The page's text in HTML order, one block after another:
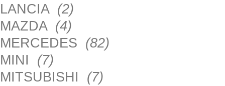
LANCIA (2)
MAZDA (4)
MERCEDES (82)
MINI (7)
MITSUBISHI (7)